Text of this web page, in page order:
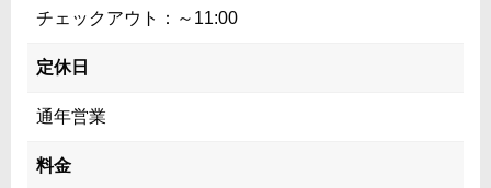
チェックアウト：～11:00
定休日
通年営業
料金